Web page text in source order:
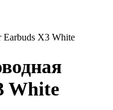
Earbuds X3 White
White